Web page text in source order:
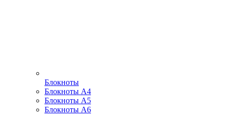
Блокноты
Блокноты А4
Блокноты А5
Блокноты А6